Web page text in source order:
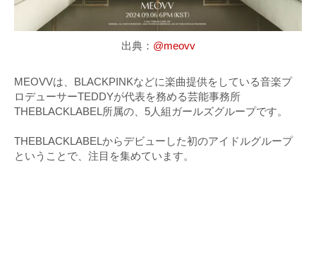
出典： @meovv
MEOVVは、BLACKPINKなどに楽曲提供をしている音楽プ
ロデューサーTEDDYが代表を務める芸能事務所
THEBLACKLABEL所属の、5人組ガールズグループです。
THEBLACKLABELからデビューした初のアイドルグループ
ということで、注目を集めています。